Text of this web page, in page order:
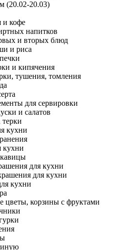
(20.02-20.03)
и кофе
напитков
и вторых блюд
и риса
и кипячения
тушения, томления
для сервировки
и салатов
кухни
кухни
для кухни
для кухни
кухни
цветы, корзины с фруктами